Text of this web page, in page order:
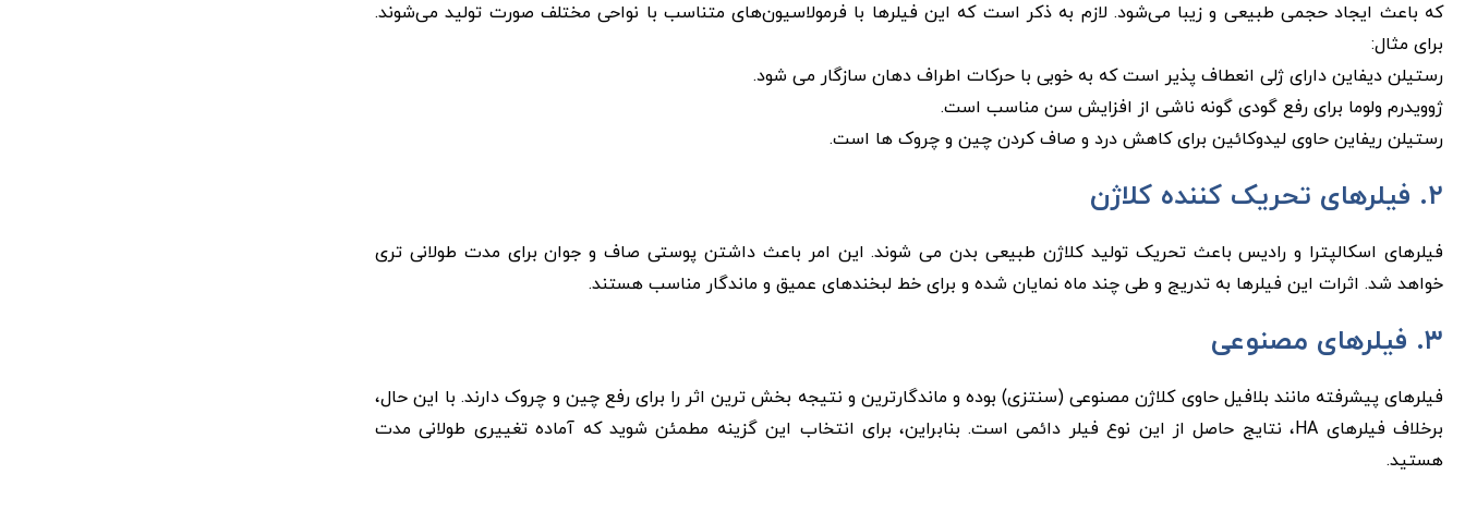
که باعث ایجاد حجمی طبیعی و زیبا می‌شود. لازم به ذکر است که این فیلرها با فرمولاسیون‌‌های متناسب با نواحی مختلف صورت تولید می‌‌شوند.
برای مثال:
رستیلن دیفاین دارای ژلی انعطاف ‌پذیر است که به خوبی با حرکات اطراف دهان سازگار می‌ شود.
ژوویدرم ولوما برای رفع گودی گونه ناشی از افزایش سن مناسب است.
رستیلن ریفاین حاوی لیدوکائین برای کاهش درد و صاف کردن چین ‌و چروک ‌ها است.
۲. فیلرهای تحریک‌ کننده کلاژن
فیلرهای اسکالپترا و رادیس باعث تحریک تولید کلاژن طبیعی بدن می ‌شوند. این امر باعث داشتن پوستی صاف و جوان‌ برای مدت طولانی‌ تری
خواهد شد. اثرات این فیلرها به تدریج و طی چند ماه نمایان شده و برای خط لبخندهای عمیق و ماندگار مناسب هستند.
۳. فیلرهای مصنوعی
فیلرهای پیشرفته مانند بلافیل حاوی کلاژن مصنوعی (سنتزی) بوده و ماندگارترین و نتیجه ‌بخش ‌ترین اثر را برای رفع چین و چروک دارند. با این حال،
برخلاف فیلرهای HA، نتایج حاصل از این نوع فیلر دائمی است. بنابراین، برای انتخاب این گزینه مطمئن شوید که آماده تغییری طولانی ‌مدت
هستید.